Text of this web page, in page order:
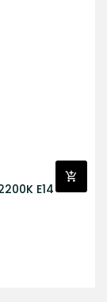
E14